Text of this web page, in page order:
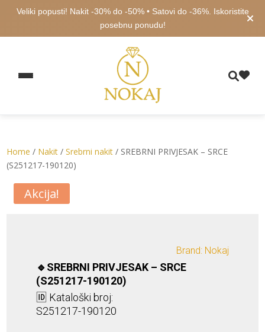
Veliki popusti! Nakit -30% do -50% • Satovi do -36%. Iskoristite
posebnu ponudu!
Home / Nakit /Srebrni nakit / SREBRNI PRIVJESAK – SRCE
(S251217-190120)
Akcija!
Brand: Nokaj
🔹SREBRNI PRIVJESAK – SRCE
(S251217-190120)
🆔 Kataloški broj:
S251217-190120